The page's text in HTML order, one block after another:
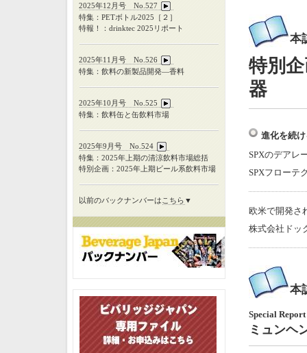
本
特別
器
進化を続
SPXのデアレ
SPXフローテ
欧米で開発さ
株式会社ドッ
本
Special
ミュンヘ
2025年12月号 No.527
特集：PETボトル2025
［２］
特報！：drinktec 2025 リポート
2025年11月号 No.526
特集：飲料の新製品開発―香料
2025年10月号 No.525
特集：飲料缶と缶飲料市場
2025年9月号 No.524
特集：2025年上期の清涼飲料市場総括
特別企画：2025年上期ビール系飲料市場
以前のバックナンバーは こちら ▼